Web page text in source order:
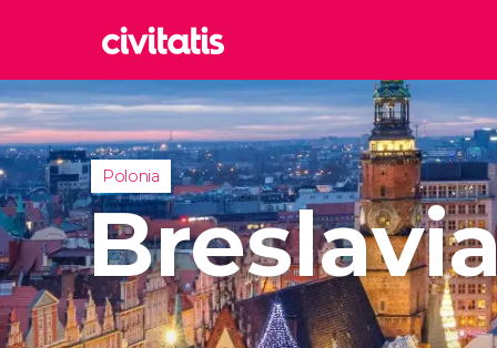
Italia
Regno
Regno
Polonia